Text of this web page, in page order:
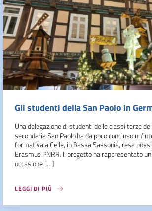
Gli studenti della San Paolo in
Una delegazione di studenti delle classi terze
secondaria San Paolo ha da poco concluso
formativa a Celle, in Bassa Sassonia, resa
Erasmus PNRR. Il progetto ha rappresentato
occasione […]
LEGGI DI PIÙ